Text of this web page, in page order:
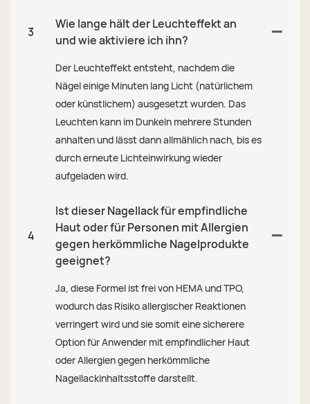
3
Wie lange hält der Leuchteffekt an
und wie aktiviere ich ihn?
Der Leuchteffekt entsteht, nachdem die
Nägel einige Minuten lang Licht (natürlichem
oder künstlichem) ausgesetzt wurden. Das
Leuchten kann im Dunkeln mehrere Stunden
anhalten und lässt dann allmählich nach, bis es
durch erneute Lichteinwirkung wieder
aufgeladen wird.
4
Ist dieser Nagellack für empfindliche
Haut oder für Personen mit Allergien
gegen herkömmliche Nagelprodukte
geeignet?
Ja, diese Formel ist frei von HEMA und TPO,
wodurch das Risiko allergischer Reaktionen
verringert wird und sie somit eine sicherere
Option für Anwender mit empfindlicher Haut
oder Allergien gegen herkömmliche
Nagellackinhaltsstoffe darstellt.